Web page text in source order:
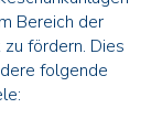
Bereich der
fördern. Dies
folgende